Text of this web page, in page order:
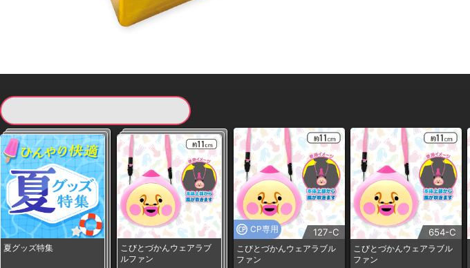
夏グッズ特集
こびとづかんウェアラブ
ルファン
CP専用 127-C
こびとづかんウェアラブル
ファン
654-C
こびとづかんウェアラブル
ファン